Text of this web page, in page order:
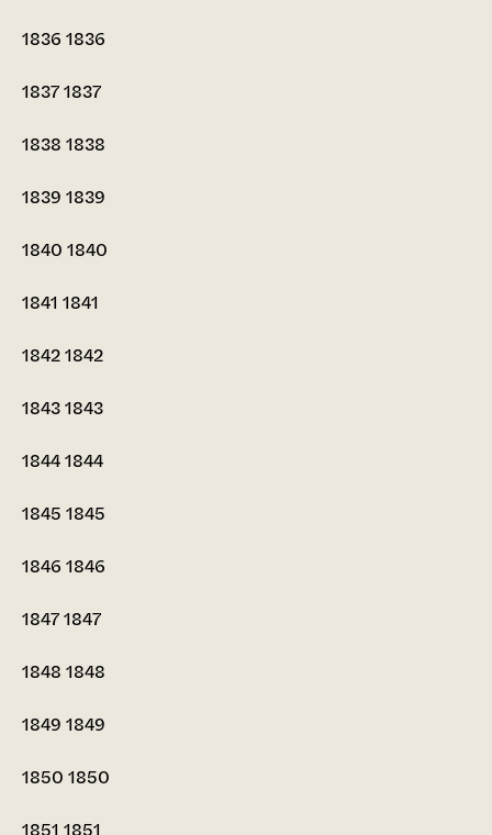
1836 1836
18371837
1838 1838
1839 1839
1840 1840
1841 1841
18421842
18431843
18441844
1845 1845
1846 1846
18471847
1848 1848
1849 1849
1850 1850